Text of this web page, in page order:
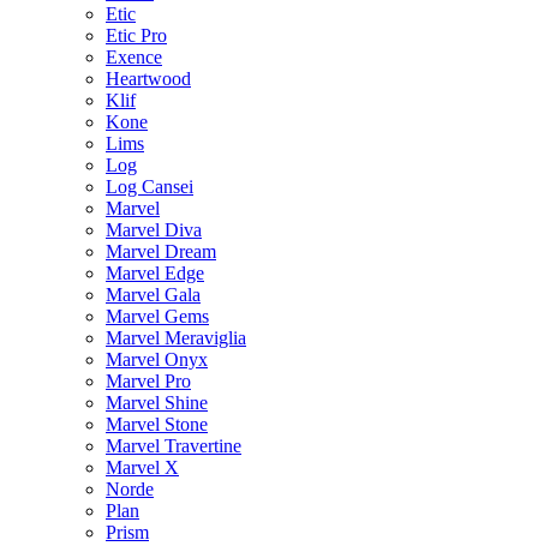
Etic
Etic Pro
Exence
Heartwood
Klif
Kone
Lims
Log
Log Cansei
Marvel
Marvel Diva
Marvel Dream
Marvel Edge
Marvel Gala
Marvel Gems
Marvel Meraviglia
Marvel Onyx
Marvel Pro
Marvel Shine
Marvel Stone
Marvel Travertine
Marvel X
Norde
Plan
Prism